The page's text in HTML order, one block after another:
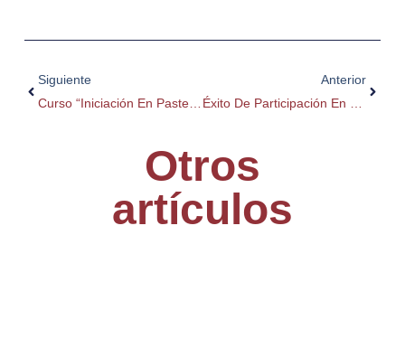
Siguiente
Curso “Iniciación En Pastelería” En Fegreppa Del 10 Al 19 Noviembre
Anterior
Otros
artículos